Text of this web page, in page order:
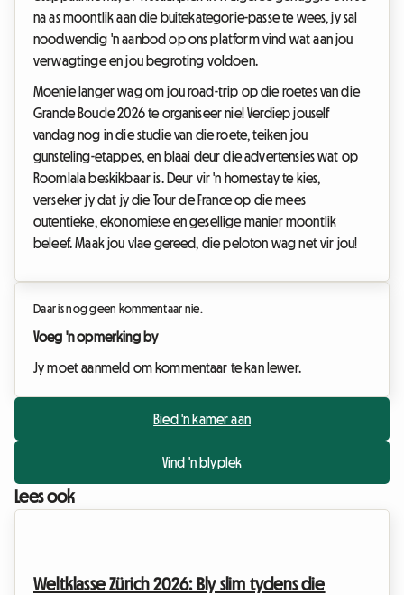
na as moontlik aan die buitekategorie-passe te wees, jy sal
noodwendig 'n aanbod op ons platform vind wat aan jou
verwagtinge en jou begroting voldoen.
Moenie langer wag om jou road-trip op die roetes van die
Grande Boucle 2026 te organiseer nie! Verdiep jouself
vandag nog in die studie van die roete, teiken jou
gunsteling-etappes, en blaai deur die advertensies wat op
Roomlala beskikbaar is. Deur vir 'n homestay te kies,
verseker jy dat jy die Tour de France op die mees
outentieke, ekonomiese en gesellige manier moontlik
beleef. Maak jou vlae gereed, die peloton wag net vir jou!
Daar is nog geen kommentaar nie.
Voeg 'n opmerking by
Jy moet aanmeld om kommentaar te kan lewer.
Bied 'n kamer aan
Vind 'n blyplek
Lees ook
Weltklasse Zürich 2026: Bly slim tydens die